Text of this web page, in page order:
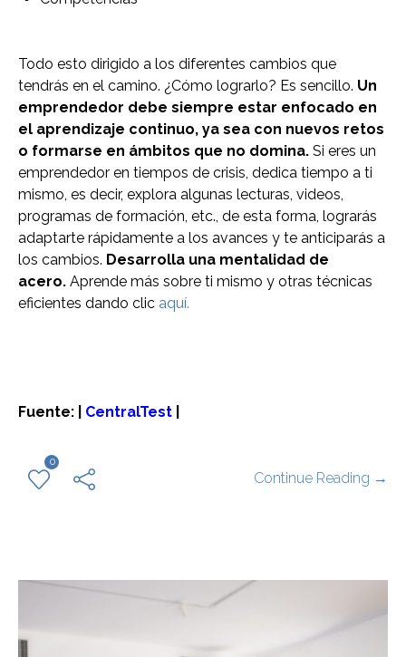
Todo esto dirigido a los diferentes cambios que
tendrás en el camino. ¿Cómo lograrlo? Es sencillo. Un
emprendedor debe siempre estar enfocado en
el aprendizaje continuo, ya sea con nuevos retos
o formarse en ámbitos que no domina. Si eres un
emprendedor en tiempos de crisis, dedica tiempo a ti
mismo, es decir, explora algunas lecturas, videos,
programas de formación, etc., de esta forma, lograrás
adaptarte rápidamente a los avances y te anticiparás a
los cambios. Desarrolla una mentalidad de
acero. Aprende más sobre ti mismo y otras técnicas
eficientes dando clic aquí.
Fuente: | CentralTest
0
Continue Reading →